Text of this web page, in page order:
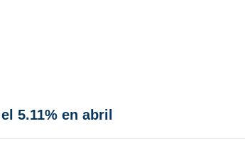
5.11% en abril